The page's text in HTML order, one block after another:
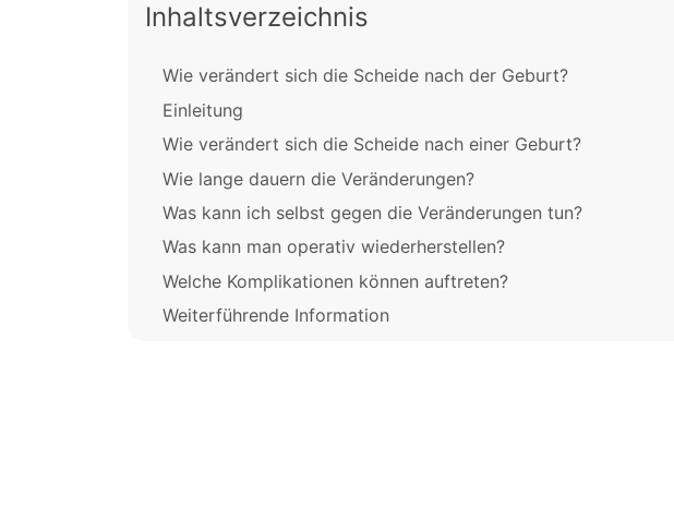
Inhaltsverzeichnis
Wie verändert sich die Scheide nach der Geburt?
Einleitung
Wie verändert sich die Scheide nach einer Geburt?
Wie lange dauern die Veränderungen?
Was kann ich selbst gegen die Veränderungen tun?
Was kann man operativ wiederherstellen?
Welche Komplikationen können auftreten?
Weiterführende Information